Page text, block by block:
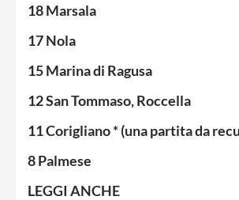
18 Marsala
17 Nola
15 Marina di Ragusa
12San Tommaso,Roccella
11 Corigliano * (una partita da
8 Palmese
LEGGI ANCHE